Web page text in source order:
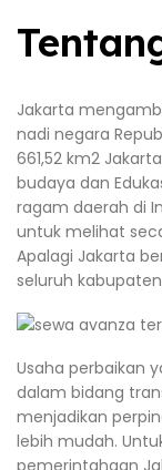
Jakarta
nadi negara
661,52 km2
budaya dan
ragam daerah di
untuk melihat
Apalagi Jakarta
seluruh
Usaha perbaikan
dalam bidang
menjadikan
lebih mudah.